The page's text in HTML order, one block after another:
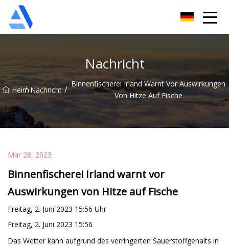
Nachricht
Heim
/ Nachricht / Binnenfischerei Irland Warnt Vor Auswirkungen
Von Hitze Auf Fische
Mar 28, 2023
Binnenfischerei Irland warnt vor
Auswirkungen von Hitze auf Fische
Freitag, 2. Juni 2023 15:56 Uhr
Freitag, 2. Juni 2023 15:56
Das Wetter kann aufgrund des verringerten Sauerstoffgehalts in